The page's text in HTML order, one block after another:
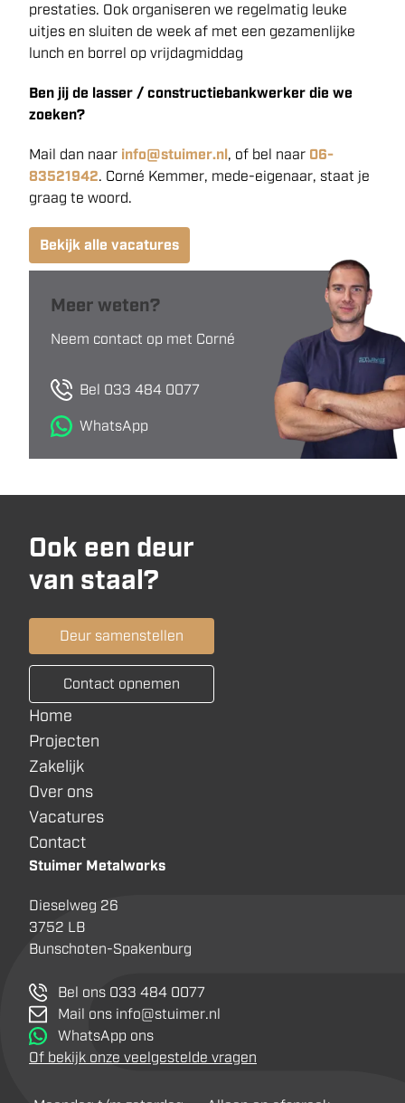
prestaties. Ook organiseren we regelmatig leuke
uitjes en sluiten de week af met een gezamenlijke
lunch en borrel op vrijdagmiddag
Ben jij de lasser / constructiebankwerker die we
zoeken?
Mail dan naar info@stuimer.nl, of bel naar 06-
83521942. Corné Kemmer, mede-eigenaar, staat je
graag te woord.
Bekijk alle vacatures
Meer weten?
Neem contact op met Corné
Bel 033 484 0077
WhatsApp
Ook een deur
van staal?
Deur samenstellen
Contact opnemen
Home
Projecten
Zakelijk
Over ons
Vacatures
Contact
Stuimer Metalworks
Dieselweg 26
3752 LB
Bunschoten-Spakenburg
Bel ons 033 484 0077
Mail ons info@stuimer.nl
WhatsApp ons
Of bekijk onze veelgestelde vragen